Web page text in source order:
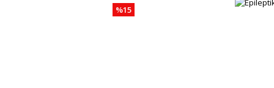
%15